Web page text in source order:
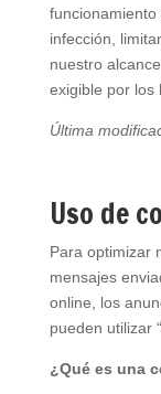
infección,
nuestro
exigible por los
Última
Uso de
Para optimizar
mensajes
online, los
pueden utilizar
¿Qué es una